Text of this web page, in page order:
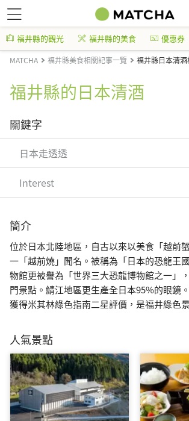
福井縣的觀光 福井縣的美食 優惠券
MATCHA 福井縣美食相關記事一覽 福井縣日本清
福井縣的日本清酒
關鍵字
日本走透透
Interest
簡介
位於日本北陸地區，自古以來以美食「越前
一「越前燒」聞名。被稱為「日本的恐龍王
物館更被譽為「世界三大恐龍博物館之一」
門景點。鯖江地區更生產全日本95%的眼鏡
獲得米其林綠色指南二星評價，是福井綠色
人氣景點